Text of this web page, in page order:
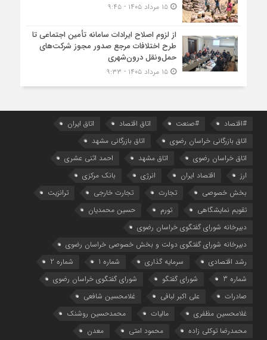
۱۵ مرداد ۱۴۰۵ - ۹:۴۵
از لزوم اصلاح ایرادات سامانه تأمین اجتماعی تا
طرح اختلافات مرجع صدور مجوز شرکت‌های
حمل‌ونقل درون‌شهری
۱۵ مرداد ۱۴۰۵ - ۹:۳۳
#اقتصاد #صنعت اتاق اقتصاد
اتاق ایران
اتاق بازرگانی خراسان رضوی
اتاق بازرگانی مشهد
اتاق خراسان رضوی
اتاق مشهد
احمد اثنی عشری
ارز
اقتصاد ایران انرژی
بانک مرکزی
بخش خصوصی
تجارت تجارت خارجی
ترانزیت
تقویم نمایشگاهی
تورم
حسین محمدیان
دبیرخانه شورای گفتگوی خراسان رضوی
دبیرخانه شورای گفتگوی دولت و بخش خصوصی خراسان رضوی
رشد اقتصادی
سرمایه گذاری شماره 1
شماره 2
شماره 3
شورای گفتگو
شورای گفتگوی خراسان رضوی
صادرات
علی اکبر لبافی
غلامحسین شافعی
غلامحسین مظفری
مالیات
محمدحسین روشنک
محمدرضا توکلی زاده
محمود امتی معدن